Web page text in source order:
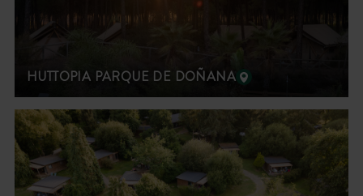
HUTTOPIA PARQUE DE DOÑANA